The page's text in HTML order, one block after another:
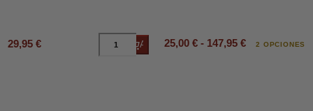
29,95 € Añadir al carrito
25,00 € - 147,95 € 2 OPCIONES